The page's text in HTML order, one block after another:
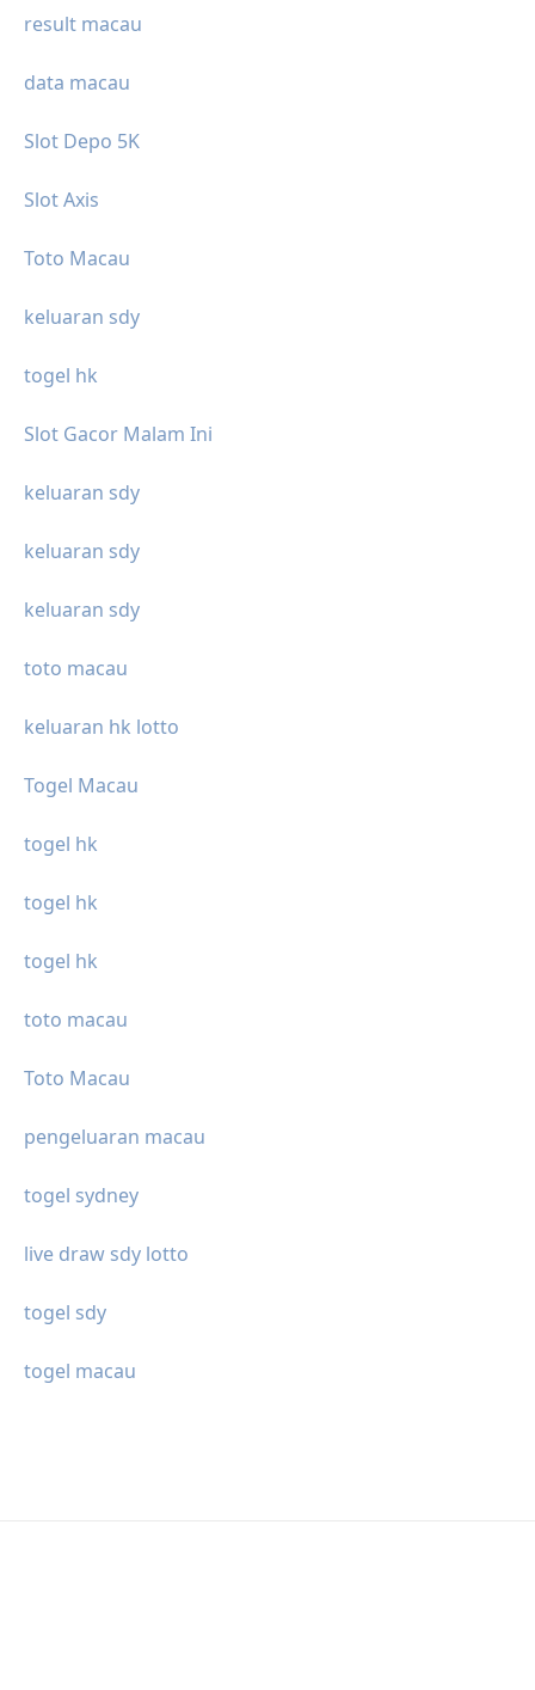
result macau
data macau
Slot Depo 5K
Slot Axis
Toto Macau
keluaran sdy
togel hk
Slot Gacor Malam Ini
keluaran sdy
keluaran sdy
keluaran sdy
toto macau
keluaran hk lotto
Togel Macau
togel hk
togel hk
togel hk
toto macau
Toto Macau
pengeluaran macau
togel sydney
live draw sdy lotto
togel sdy
togel macau